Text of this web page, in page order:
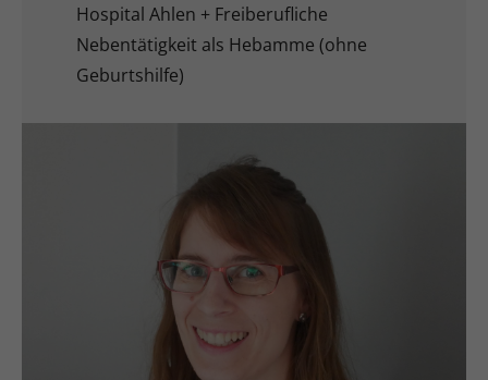
Hospital Ahlen + Freiberufliche
Nebentätigkeit als Hebamme (ohne
Geburtshilfe)